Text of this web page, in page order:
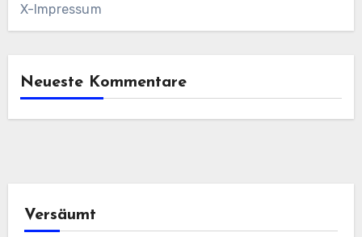
X-Impressum
Neueste Kommentare
Versäumt